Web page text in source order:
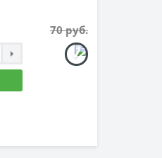
70 руб.